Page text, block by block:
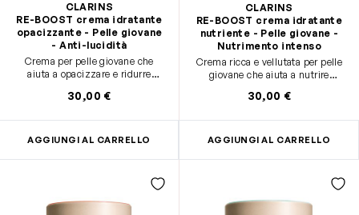
CLARINS
RE-BOOST crema idratante
opacizzante - Pelle giovane
- Anti-lucidità
Crema per pelle giovane che
aiuta a opacizzare e ridurre
lucido. Effetto opacizzante
30,00 €
AGGIUNGI AL CARRELLO
CLARINS
RE-BOOST crema idratante
nutriente - Pelle giovane -
Nutrimento intenso
Crema ricca e vellutata per pelle
giovane che aiuta a nutrire
sensibile. Effetto comfort
30,00 €
AGGIUNGI AL CARRELLO